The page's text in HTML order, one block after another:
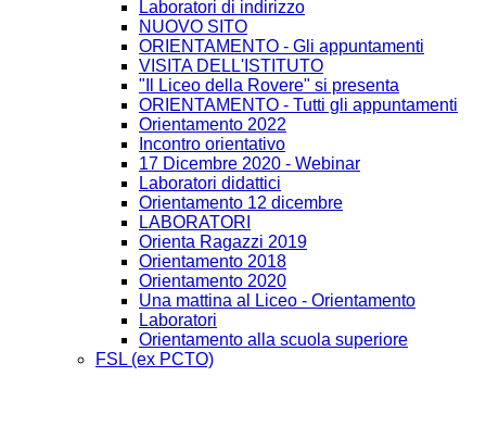
Laboratori di indirizzo
NUOVO SITO
ORIENTAMENTO - Gli appuntamenti
VISITA DELL'ISTITUTO
"Il Liceo della Rovere" si presenta
ORIENTAMENTO - Tutti gli appuntamenti
Orientamento 2022
Incontro orientativo
17 Dicembre 2020 - Webinar
Laboratori didattici
Orientamento 12 dicembre
LABORATORI
Orienta Ragazzi 2019
Orientamento 2018
Orientamento 2020
Una mattina al Liceo - Orientamento
Laboratori
Orientamento alla scuola superiore
FSL (ex PCTO)